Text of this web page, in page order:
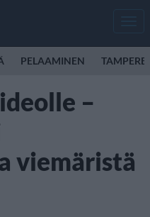
PELAAMINEN TAMPERE
–
viemäristä